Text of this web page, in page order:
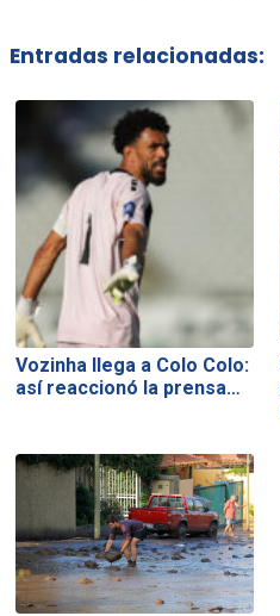
Entradas relacionadas:
Vozinha llega a Colo Colo:
así reaccionó la prensa…